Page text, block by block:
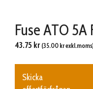
Fuse ATO
43.75 kr (35.00 kr
Skicka